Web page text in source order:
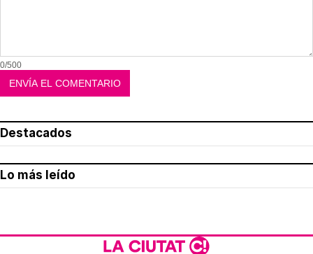
0/500
Destacados
Lo más leído